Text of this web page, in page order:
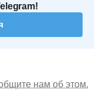
нам об этом.